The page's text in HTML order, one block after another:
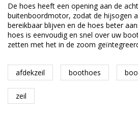
De hoes heeft een opening aan de
buitenboordmotor, zodat de hijsogen
bereikbaar blijven en de hoes beter
hoes is eenvoudig en snel over uw
zetten met het in de zoom
afdekzeil boothoes
zeil